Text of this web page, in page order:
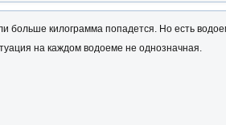
больше килограмма попадется. Но есть
на каждом водоеме не однозначная.